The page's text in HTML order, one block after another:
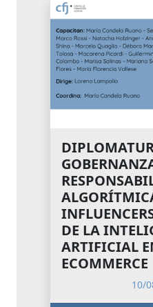
DE LA
ARTIFICIAL
ECOMMERCE
10/